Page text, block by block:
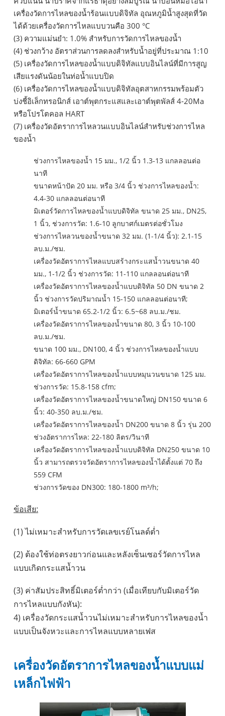
เครื่องวัดการไหลของน้ำร้อนแบบดิจิทัล อุณหภูมิน้ำสูงสุดที่วัด
ได้ด้วยเครื่องวัดการไหลแบบวนคือ 300 °C
(3) ความแม่นยำ: 1.0% สำหรับการวัดการไหลของน้ำ
(4) ช่วงกว้าง อัตราส่วนการลดลงสำหรับน้ำอยู่ที่ประมาณ 1:10
(5) เครื่องวัดการไหลของน้ำแบบดิจิทัลแบบอินไลน์ที่มีการสูญ
เสียแรงดันน้อยในท่อน้ำแบบปิด
(6) เครื่องวัดการไหลของน้ำแบบดิจิทัลอุตสาหกรรมพร้อมตัว
บ่งชี้อิเล็กทรอนิกส์ เอาต์พุตกระแสและเอาต์พุตพัลส์ 4-20Ma
หรือโปรโตคอล HART
(7) เครื่องวัดอัตราการไหลวนแบบอินไลน์สำหรับช่วงการไหล
ของน้ำ
ช่วงการไหลของน้ำ 15 มม., 1/2 นิ้ว 1.3-13 แกลลอนต่อ
นาที
ขนาดหน้าปัด 20 มม. หรือ 3/4 นิ้ว ช่วงการไหลของน้ำ:
4.4-30 แกลลอนต่อนาที
มิเตอร์วัดการไหลของน้ำแบบดิจิทัล ขนาด 25 มม., DN25,
1 นิ้ว, ช่วงการวัด: 1.6-10 ลูกบาศก์เมตรต่อชั่วโมง
ช่วงการไหลวนของน้ำขนาด 32 มม. (1-1/4 นิ้ว): 2.1-15
ลบ.ม./ชม.
เครื่องวัดอัตราการไหลแบบสร้างกระแสน้ำวนขนาด 40
มม., 1-1/2 นิ้ว ช่วงการวัด: 11-110 แกลลอนต่อนาที
เครื่องวัดอัตราการไหลของน้ำแบบดิจิทัล 50 DN ขนาด 2
นิ้ว ช่วงการวัดปริมาณน้ำ 15-150 แกลลอนต่อนาที;
มิเตอร์น้ำขนาด 65.2-1/2 นิ้ว: 6.5~68 ลบ.ม./ชม.
เครื่องวัดอัตราการไหลของน้ำขนาด 80, 3 นิ้ว 10-100
ลบ.ม./ชม.
ขนาด 100 มม., DN100, 4 นิ้ว ช่วงการไหลของน้ำแบบ
ดิจิทัล: 66-660 GPM
เครื่องวัดอัตราการไหลของน้ำแบบหมุนวนขนาด 125 มม.
ช่วงการวัด: 15.8-158 cfm;
เครื่องวัดอัตราการไหลของน้ำขนาดใหญ่ DN150 ขนาด 6
นิ้ว: 40-350 ลบ.ม./ชม.
เครื่องวัดอัตราการไหลของน้ำ DN200 ขนาด 8 นิ้ว รุ่น 200
ช่วงอัตราการไหล: 22-180 ลิตร/วินาที
เครื่องวัดอัตราการไหลของน้ำแบบดิจิทัล DN250 ขนาด 10
นิ้ว สามารถตรวจวัดอัตราการไหลของน้ำได้ตั้งแต่ 70 ถึง
559 CFM
ช่วงการวัดของ DN300: 180-1800 m³/h;
ข้อเสีย:
(1) ไม่เหมาะสำหรับการวัดเลขเรย์โนลด์ต่ำ
(2) ต้องใช้ท่อตรงยาวก่อนและหลังเซ็นเซอร์วัดการไหล
แบบเกิดกระแสน้ำวน
(3) ค่าสัมประสิทธิ์มิเตอร์ต่ำกว่า (เมื่อเทียบกับมิเตอร์วัด
การไหลแบบกังหัน):
4) เครื่องวัดกระแสน้ำวนไม่เหมาะสำหรับการไหลของน้ำ
แบบเป็นจังหวะและการไหลแบบหลายเฟส
เครื่องวัดอัตราการไหลของน้ำแบบแม่
เหล็กไฟฟ้า